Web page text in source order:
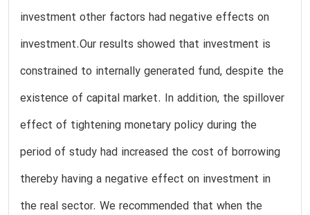
investment other factors had negative effects on
investment.Our results showed that investment is
constrained to internally generated fund, despite the
existence of capital market. In addition, the spillover
effect of tightening monetary policy during the
period of study had increased the cost of borrowing
thereby having a negative effect on investment in
the real sector. We recommended that when the